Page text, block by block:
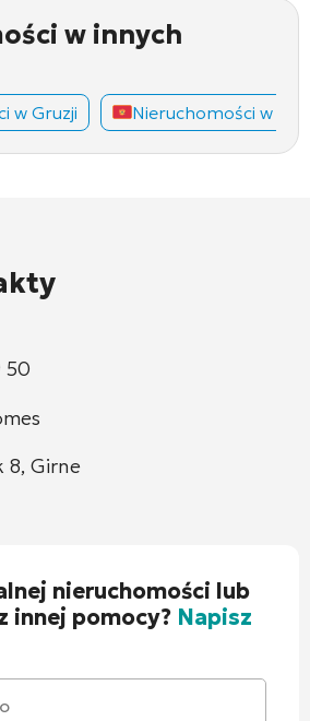
w innych
w Gruzji Nieruchomości w
50
8, Girne
nieruchomości lub
innej pomocy? Napisz